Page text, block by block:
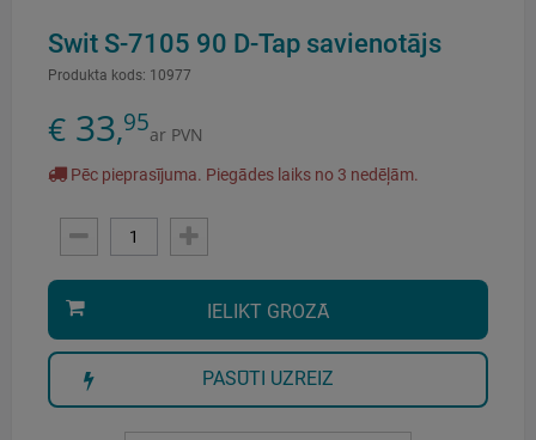
Swit S-7105 90 D-Tap savienotājs
Produkta kods: 10977
€ 33,95ar PVN
Pēc pieprasījuma. Piegādes laiks no 3 nedēļām.
IELIKT GROZĀ
PASŪTI UZREIZ